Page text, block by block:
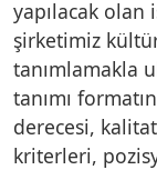
yapılacak olan
şirketimiz
tanımlamakla
tanımı
derecesi,
kriterleri,